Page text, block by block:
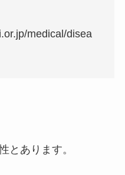
medical/disea
とあります。